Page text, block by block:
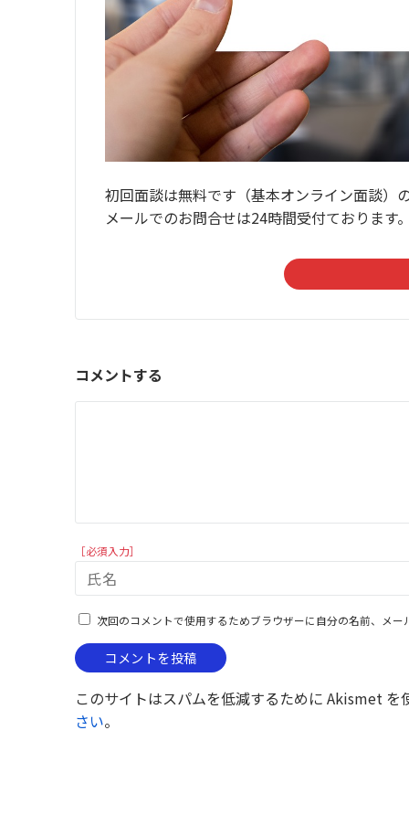
初回面談は無料です（基本オンライン面談）
メールでのお問合せは24時間受付ております
コメントする
［必須入力］
次回のコメントで使用するためブラウザーに自分の名前、メ
このサイトはスパムを低減するために Akismet を
さい。